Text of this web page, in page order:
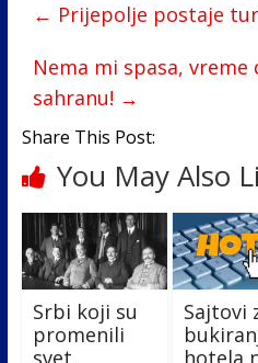
o
o
k
dI
n
← Prijepolje postaje
Nema mi spasa,
sahranu! →
Share This Post:
You May Also
Srbi koji su
promenili
svet
Sajtovi
hotela